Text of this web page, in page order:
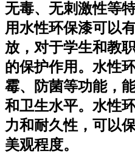
无毒、无刺激性等
用水性环保漆可以
放，对于学生和教
的保护作用。水性
霉、防菌等功能，
和卫生水平。水性
力和耐久性，可以
美观程度。